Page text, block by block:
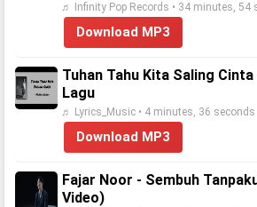
♬ Infinity Pop Records • 34 minutes, 54
Download MP3
Tuhan Tahu Kita Saling
Lagu
♬ Lyrics_Music • 4 minutes, 36 seconds
Download MP3
Fajar Noor - Sembuh
Video)